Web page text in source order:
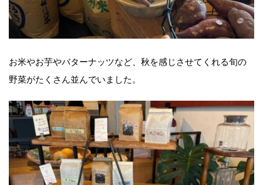
お米やお芋やバターナッツなど、秋を感じさせてくれる旬の
野菜がたくさん並んでいました。